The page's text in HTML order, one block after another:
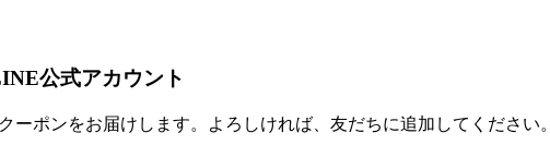
公式アカウント
ーポンをお届けします。よろしければ、友だちに追加してください。